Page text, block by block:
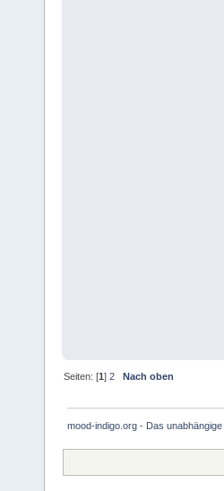
Seiten: [1]2 Nach oben
mood-indigo.org - Das